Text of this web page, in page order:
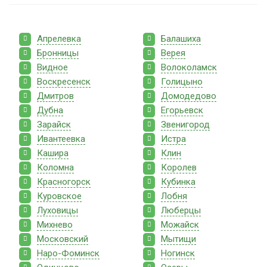
Апрелевка
Балашиха
Бронницы
Верея
Видное
Волоколамск
Воскресенск
Голицыно
Дмитров
Домодедово
Дубна
Егорьевск
Зарайск
Звенигород
Ивантеевка
Истра
Кашира
Клин
Коломна
Королев
Красногорск
Кубинка
Куровское
Лобня
Луховицы
Люберцы
Михнево
Можайск
Московский
Мытищи
Наро-Фоминск
Ногинск